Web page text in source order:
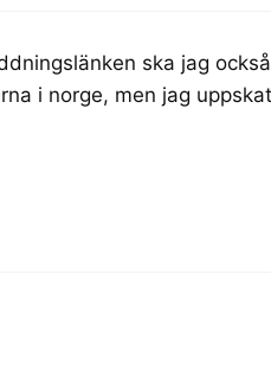
ska jag
i norge, men jag